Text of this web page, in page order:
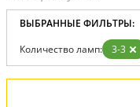
ВЫБРАННЫЕ ФИЛЬТРЫ:
Количество ламп: 3-3
Вид:
Люстры